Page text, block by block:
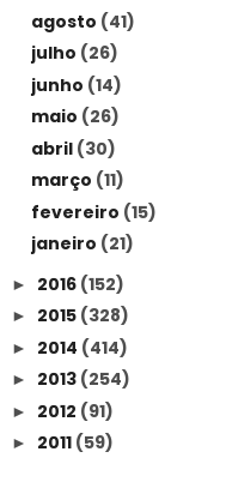
agosto (41)
julho (26)
junho (14)
maio (26)
abril (30)
março (11)
fevereiro (15)
janeiro (21)
► 2016 (152)
► 2015 (328)
► 2014 (414)
► 2013 (254)
► 2012 (91)
► 2011 (59)